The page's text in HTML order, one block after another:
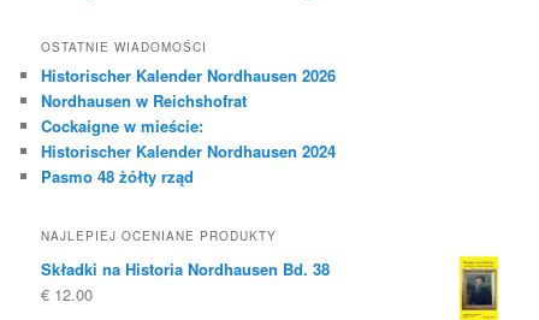
OSTATNIE WIADOMOŚCI
Historischer Kalender Nordhausen 2026
Nordhausen w Reichshofrat
Cockaigne w mieście:
Historischer Kalender Nordhausen 2024
Pasmo 48 żółty rząd
NAJLEPIEJ OCENIANE PRODUKTY
Składki na Historia Nordhausen Bd. 38
€ 12.00